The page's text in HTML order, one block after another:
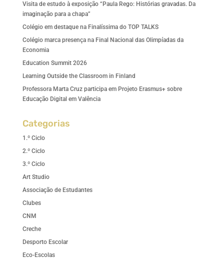
Visita de estudo à exposição “Paula Rego: Histórias gravadas. Da
imaginação para a chapa”
Colégio em destaque na Finalíssima do TOP TALKS
Colégio marca presença na Final Nacional das Olimpíadas da
Economia
Education Summit 2026
Learning Outside the Classroom in Finland
Professora Marta Cruz participa em Projeto Erasmus+ sobre
Educação Digital em Valência
Categorias
1.º Ciclo
2.º Ciclo
3.º Ciclo
Art Studio
Associação de Estudantes
Clubes
CNM
Creche
Desporto Escolar
Eco-Escolas